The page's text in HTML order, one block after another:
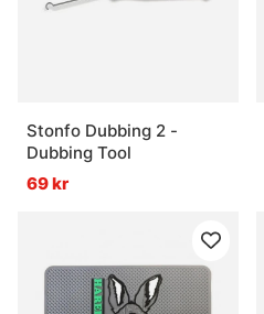
Stonfo Dubbing 2 -
Dubbing Tool
69 kr